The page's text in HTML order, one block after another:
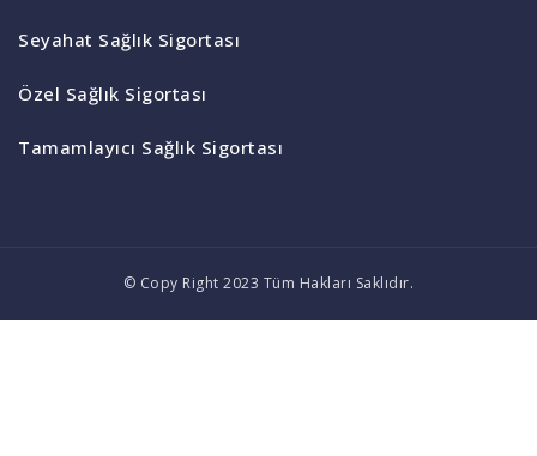
Seyahat Sağlık Sigortası
Özel Sağlık Sigortası
Tamamlayıcı Sağlık Sigortası
© Copy Right 2023 Tüm Hakları Saklıdır.